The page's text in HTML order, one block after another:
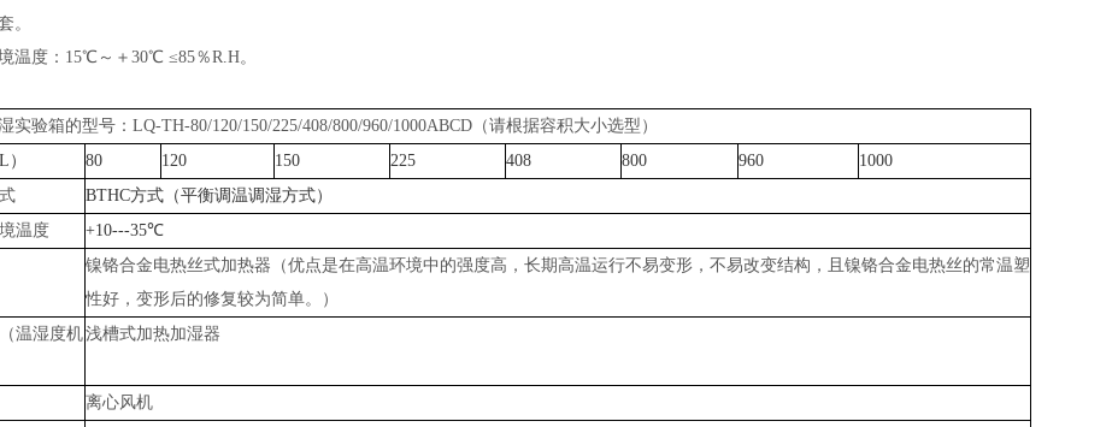
。
温度： 15℃～＋30℃ ≤85％R.H。
实验箱的型号： LQ-TH-80/120/150/225/408/800/960/1000ABCD（请根据容积大小选型）
L） 80 120 150 225 408 800 960
1000
BTHC方式（平衡调温调湿方式）
温度
+10---35℃
镍铬合金电热丝式加热器（优点是在高温环境中的强度高，长期高温运行不易变形，不易改变结构，且镍铬合金电热丝的常温塑
性好，变形后的修复较为简单。）
温湿度机浅槽式加热加湿器
离心风机